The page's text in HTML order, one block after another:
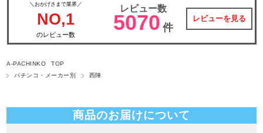
＼おかげさまで業界／
NO,1
のレビュー数
レビュー数
5070 件
レビューを見る
A-PACHINKO TOP
パチンコ・メーカー別
西陣
商品のお届けについて